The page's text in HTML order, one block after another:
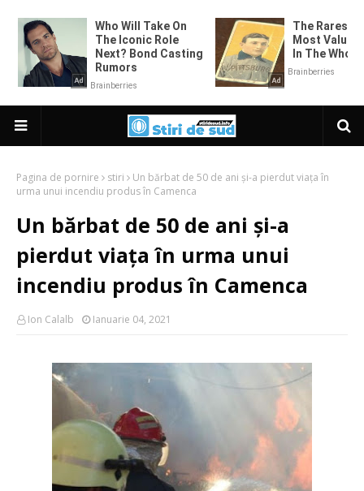
Pagina de pornire stiri
Un bărbat de 50 de ani și-a pierdut viața în
urma unui incendiu produs în Camenca
Un bărbat de 50 de ani și-a
pierdut viața în urma unui
incendiu produs în Camenca
Ion Calalb Ianuarie 04, 2021